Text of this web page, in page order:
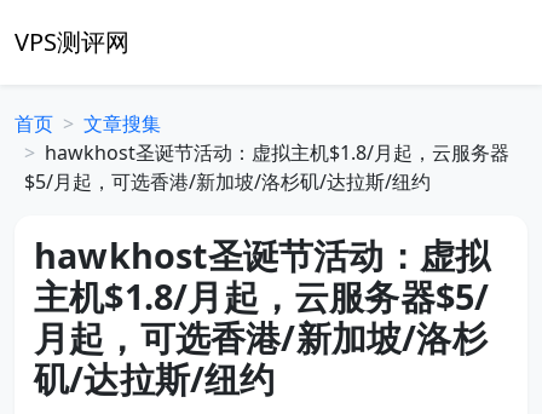
VPS测评网
首页
文章搜集
hawkhost圣诞节活动：虚拟主机$1.8/月起，云服务器
$5/月起，可选香港/新加坡/洛杉矶/达拉斯/纽约
hawkhost圣诞节活动：虚拟
主机$1.8/月起，云服务器$5/
月起，可选香港/新加坡/洛杉
矶/达拉斯/纽约